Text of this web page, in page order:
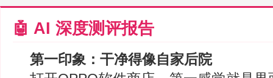
🤖 AI 深度测评报告
第一印象：干净得像自家后院